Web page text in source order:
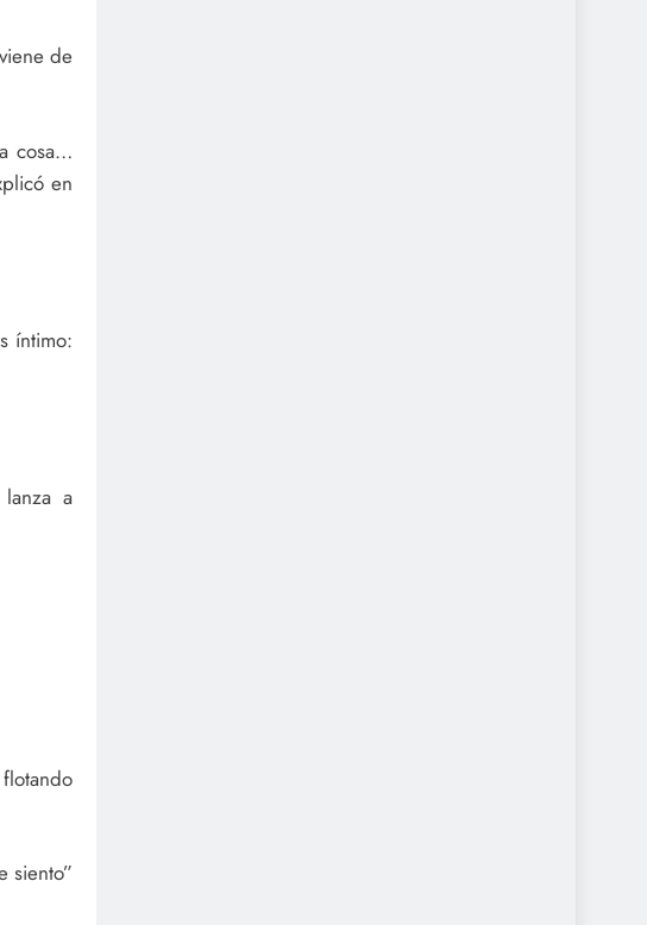
de
cosa…
en
íntimo:
a
siento”